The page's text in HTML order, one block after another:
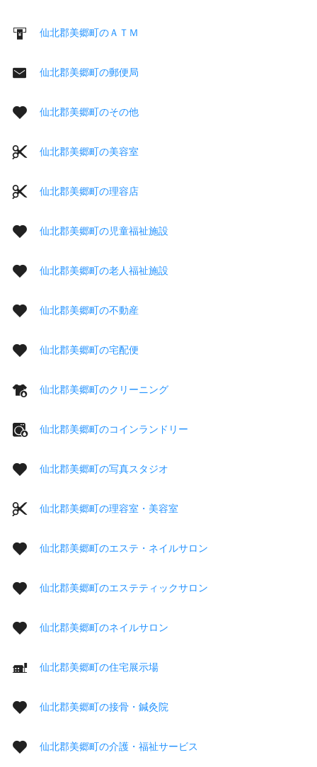
仙北郡美郷町のＡＴＭ
仙北郡美郷町の郵便局
仙北郡美郷町のその他
仙北郡美郷町の美容室
仙北郡美郷町の理容店
仙北郡美郷町の児童福祉施設
仙北郡美郷町の老人福祉施設
仙北郡美郷町の不動産
仙北郡美郷町の宅配便
仙北郡美郷町のクリーニング
仙北郡美郷町のコインランドリー
仙北郡美郷町の写真スタジオ
仙北郡美郷町の理容室・美容室
仙北郡美郷町のエステ・ネイルサロン
仙北郡美郷町のエステティックサロン
仙北郡美郷町のネイルサロン
仙北郡美郷町の住宅展示場
仙北郡美郷町の接骨・鍼灸院
仙北郡美郷町の介護・福祉サービス